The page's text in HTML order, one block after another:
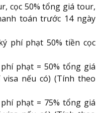
cọc 50% tổng giá tour,
toán trước 14 ngày
phí phạt 50% tiền cọc
phạt = 50% tổng giá
nếu có) (Tính theo
phạt = 75% tổng giá